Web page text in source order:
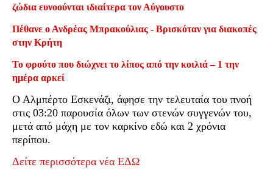
ζώδια ευνοούνται ιδιαίτερα τον Αύγουστο
Πέθανε ο Ανδρέας Μπρακούλιας - Βρισκόταν για διακοπές
στην Κρήτη
Το φρούτο που διώχνει το λίπος από την κοιλιά – 1 την
ημέρα αρκεί
Ο Αλμπέρτο Εσκενάζι, άφησε την τελευταία του πνοή
στις 03:20 παρουσία όλων των στενών συγγενών του,
μετά από μάχη με τον καρκίνο εδώ και 2 χρόνια
περίπου.
Δείτε περισσότερα νέα ΕΔΩ